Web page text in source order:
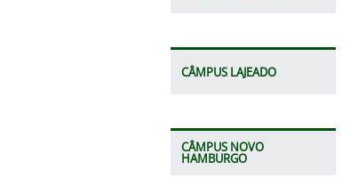
CÂMPUS LAJEADO
CÂMPUS NOVO
HAMBURGO